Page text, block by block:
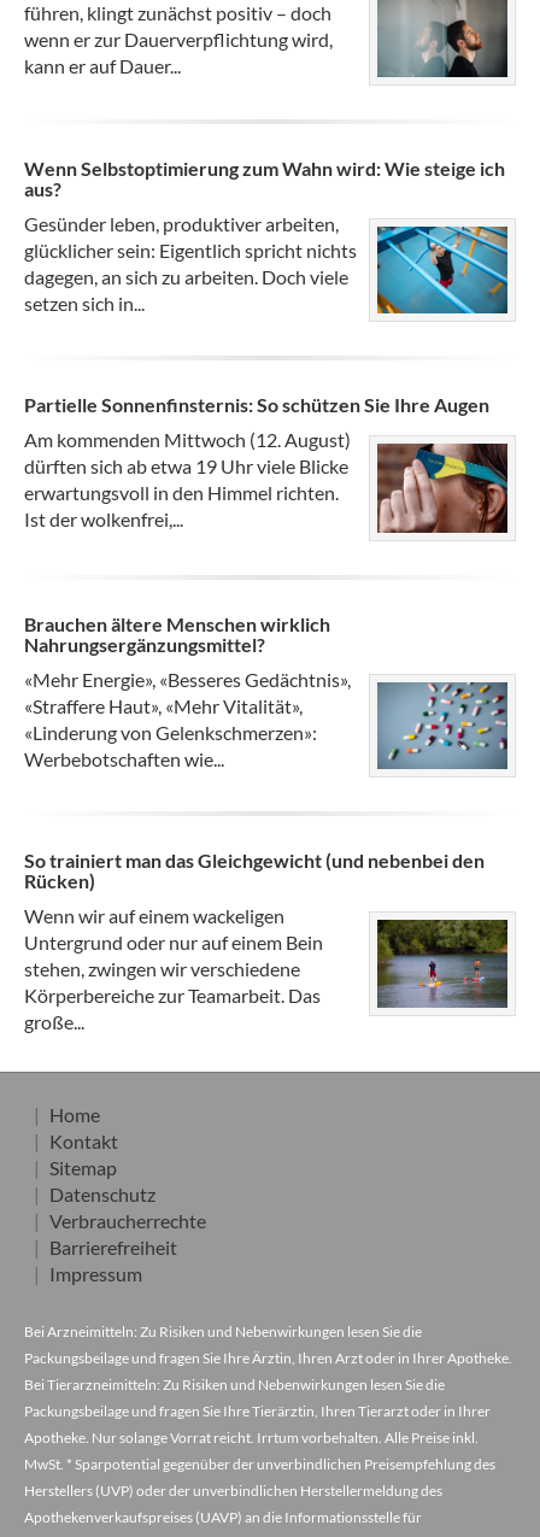
führen, klingt zunächst positiv – doch
wenn er zur Dauerverpflichtung wird,
kann er auf Dauer...
Wenn Selbstoptimierung zum Wahn wird: Wie steige ich
aus?
Gesünder leben, produktiver arbeiten,
glücklicher sein: Eigentlich spricht nichts
dagegen, an sich zu arbeiten. Doch viele
setzen sich in...
Partielle Sonnenfinsternis: So schützen Sie Ihre Augen
Am kommenden Mittwoch (12. August)
dürften sich ab etwa 19 Uhr viele Blicke
erwartungsvoll in den Himmel richten.
Ist der wolkenfrei,...
Brauchen ältere Menschen wirklich
Nahrungsergänzungsmittel?
«Mehr Energie», «Besseres Gedächtnis»,
«Straffere Haut», «Mehr Vitalität»,
«Linderung von Gelenkschmerzen»:
Werbebotschaften wie...
So trainiert man das Gleichgewicht (und nebenbei den
Rücken)
Wenn wir auf einem wackeligen
Untergrund oder nur auf einem Bein
stehen, zwingen wir verschiedene
Körperbereiche zur Teamarbeit. Das
große...
Home
Kontakt
Sitemap
Datenschutz
Verbraucherrechte
Barrierefreiheit
Impressum
Bei Arzneimitteln: Zu Risiken und Nebenwirkungen lesen Sie die
Packungsbeilage und fragen Sie Ihre Ärztin, Ihren Arzt oder in Ihrer Apotheke.
Bei Tierarzneimitteln: Zu Risiken und Nebenwirkungen lesen Sie die
Packungsbeilage und fragen Sie Ihre Tierärztin, Ihren Tierarzt oder in Ihrer
Apotheke. Nur solange Vorrat reicht. Irrtum vorbehalten. Alle Preise inkl.
MwSt. * Sparpotential gegenüber der unverbindlichen Preisempfehlung des
Herstellers (UVP) oder der unverbindlichen Herstellermeldung des
Apothekenverkaufspreises (UAVP) an die Informationsstelle für